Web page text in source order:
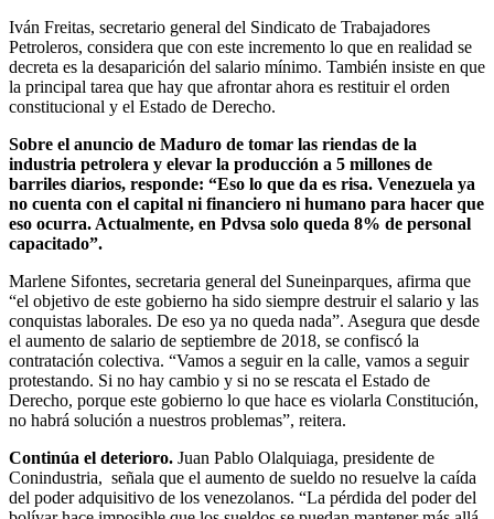
Iván Freitas, secretario general del Sindicato de Trabajadores
Petroleros, considera que con este incremento lo que en realidad se
decreta es la desaparición del salario mínimo. También insiste en que
la principal tarea que hay que afrontar ahora es restituir el orden
constitucional y el Estado de Derecho.
Sobre el anuncio de Maduro de tomar las riendas de la
industria petrolera y elevar la producción a 5 millones de
barriles diarios, responde: “Eso lo que da es risa. Venezuela ya
no cuenta con el capital ni financiero ni humano para hacer que
eso ocurra. Actualmente, en Pdvsa solo queda 8% de personal
capacitado”.
Marlene Sifontes, secretaria general del Suneinparques, afirma que
“el objetivo de este gobierno ha sido siempre destruir el salario y las
conquistas laborales. De eso ya no queda nada”. Asegura que desde
el aumento de salario de septiembre de 2018, se confiscó la
contratación colectiva. “Vamos a seguir en la calle, vamos a seguir
protestando. Si no hay cambio y si no se rescata el Estado de
Derecho, porque este gobierno lo que hace es violarla Constitución,
no habrá solución a nuestros problemas”, reitera.
Continúa el deterioro. Juan Pablo Olalquiaga, presidente de
Conindustria, señala que el aumento de sueldo no resuelve la caída
del poder adquisitivo de los venezolanos. “La pérdida del poder del